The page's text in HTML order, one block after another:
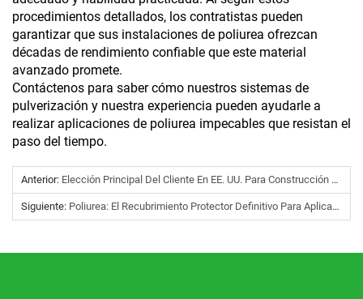
procedimientos detallados, los contratistas pueden
garantizar que sus instalaciones de poliurea ofrezcan
décadas de rendimiento confiable que este material
avanzado promete.
Contáctenos para saber cómo nuestros sistemas de
pulverización y nuestra experiencia pueden ayudarle a
realizar aplicaciones de poliurea impecables que resistan el
paso del tiempo.
Anterior: Elección Principal Del Cliente En EE. UU. Para Construcción En Múltiples Escenarios: La Pistola K3000 De PU Recibe Gran Reconocimiento
Siguiente: Poliurea: El Recubrimiento Protector Definitivo Para Aplicaciones Exigentes En Diversas Industrias